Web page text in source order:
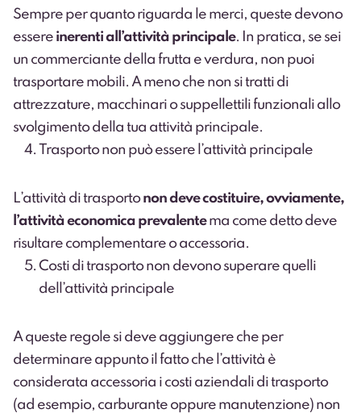
Sempre per quanto riguarda le merci, queste devono
essere inerenti all’attività principale. In pratica, se sei
un commerciante della frutta e verdura, non puoi
trasportare mobili. A meno che non si tratti di
attrezzature, macchinari o suppellettili funzionali allo
svolgimento della tua attività principale.
Trasporto non può essere l’attività principale
L’attività di trasportonon deve costituire, ovviamente,
l’attività economica prevalentema come detto deve
risultare complementare o accessoria.
Costi di trasporto non devono superare quelli
dell’attività principale
A queste regole si deve aggiungere che per
determinare appunto il fatto che l’attività è
considerata accessoria i costi aziendali di trasporto
(ad esempio, carburante oppure manutenzione) non